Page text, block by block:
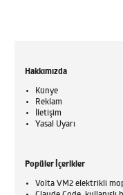
Hakkımızda
Künye
Reklam
İletişim
Yasal Uyarı
Popüler İçerikler
Volta VM2 elektrikli